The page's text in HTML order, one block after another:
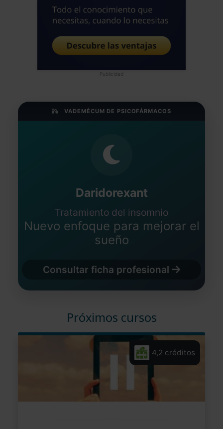
sus consecuencias PSICOPATOLÓGICAS,
de comportamientos o respuestas
ENTENDER, lo que si sería una buena
estrategia para reducir el estigma, culpa
Jose Luis Frias Pulido
Publicidad
VADEMÉCUM DE PSICOFÁRMACOS
Daridorexant
Tratamiento del insomnio
Nuevo enfoque para mejorar el
sueño
Consultar ficha profesional
Próximos cursos
4,2 créditos